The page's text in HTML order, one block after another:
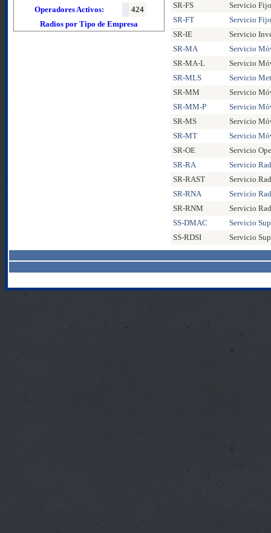
Operadores Activos:
424
Radios por Tipo de Empresa
SR-FS
Servicio
SR-FT
Servicio
SR-IE
Servicio
SR-MA
Servicio
SR-MA-L
Servicio
SR-MLS
Servicio
SR-MM
Servicio
SR-MM-P
Servicio
SR-MS
Servicio
SR-MT
Servicio
SR-OE
Servicio
SR-RA
Servicio
SR-RAST
Servicio
SR-RNA
Servicio
SR-RNM
Servicio
SS-DMAC
Servicio
SS-RDSI
Servicio